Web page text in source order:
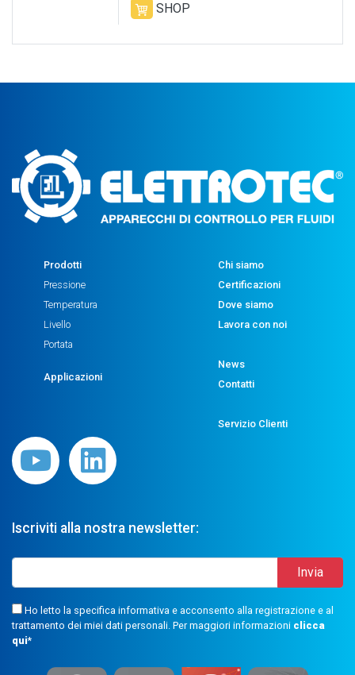
SHOP
Prodotti
Pressione
Temperatura
Livello
Portata
Applicazioni
Chi siamo
Certificazioni
Dove siamo
Lavora con noi
News
Contatti
Servizio Clienti
Iscriviti alla nostra newsletter:
Ho letto la specifica informativa e acconsento alla registrazione e al
trattamento dei miei dati personali. Per maggiori informazioni clicca
qui*